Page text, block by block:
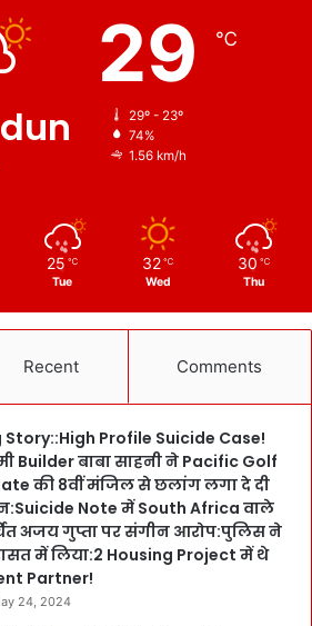
29 ℃
29º - 23º
74%
1.56 km/h
25 ℃
Tue
32 ℃
Wed
30 ℃
Thu
Recent Comments
Story::High Profile Suicide Case!
Builder बाबा साहनी ने Pacific Golf
की 8वीं मंजिल से छलांग लगा दे दी
Note में South Africa वाले
अजय गुप्ता पर संगीन आरोप:पुलिस ने
में लिया:2 Housing Project में थे
Partner!
24, 2024